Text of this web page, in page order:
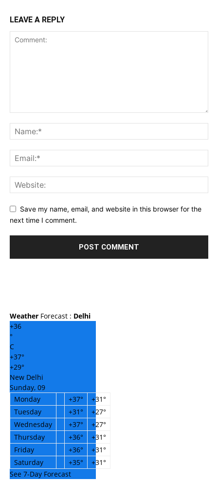
LEAVE A REPLY
Save my name, email, and website in this browser for the
next time I comment.
Weather Forecast : Delhi
+36
°
C
+37°
+29°
New Delhi
Sunday, 09
Monday
+37° +31°
Tuesday
+31° +27°
Wednesday
+37° +27°
Thursday
+36° +31°
Friday
+36° +31°
Saturday
+35° +31°
See 7-Day Forecast